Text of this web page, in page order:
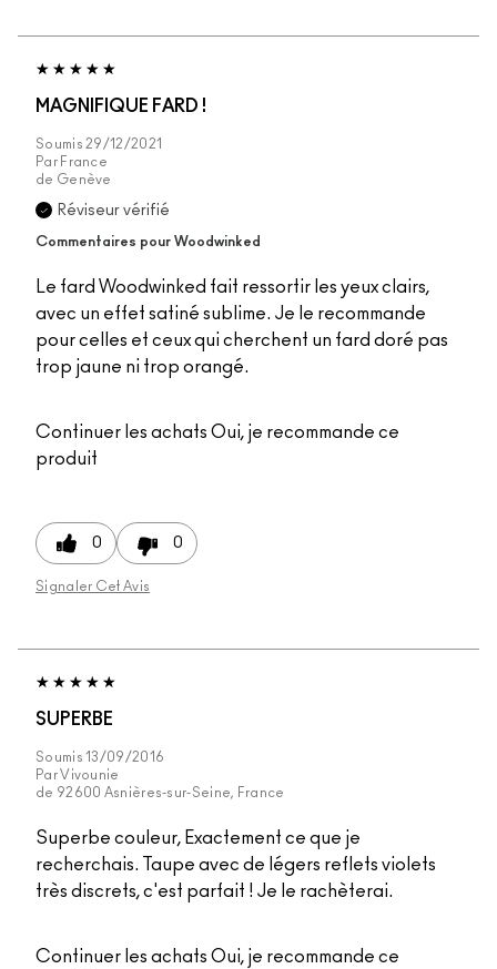
MAGNIFIQUE FARD !
Soumis 29/12/2021
Par France
de Genève
Réviseur vérifié
Commentaires pour Woodwinked
Le fard Woodwinked fait ressortir les yeux clairs,
avec un effet satiné sublime. Je le recommande
pour celles et ceux qui cherchent un fard doré pas
trop jaune ni trop orangé.
Continuer les achats Oui, je recommande ce
produit
0 0
Signaler Cet Avis
SUPERBE
Soumis13/09/2016
ParVivounie
de 92600 Asnières-sur-Seine, France
Superbe couleur, Exactement ce que je
recherchais. Taupe avec de légers reflets violets
très discrets, c'est parfait ! Je le rachèterai.
Continuer les achats Oui, je recommande ce